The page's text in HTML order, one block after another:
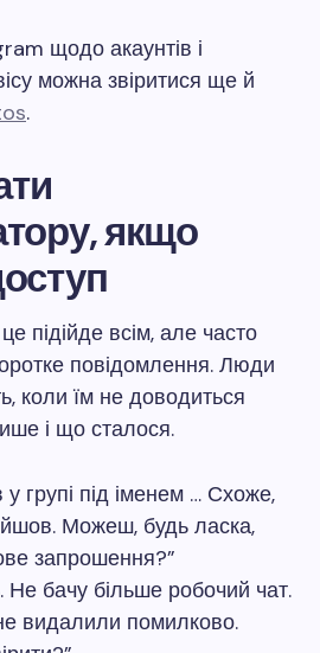
щодо акаунтів і
можна звіритися ще й
.
якщо
підійде всім, але часто
повідомлення. Люди
коли їм не доводиться
і що сталося.
у групі під іменем … Схоже,
Можеш, будь ласка,
запрошення?”
Не бачу більше робочий чат.
видалили помилково.